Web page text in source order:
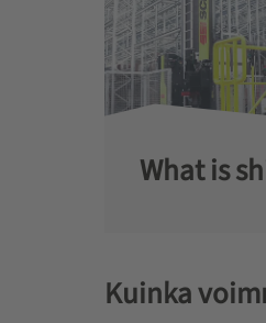
What is
Kuinka